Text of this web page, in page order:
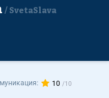
SvetaSlava
10